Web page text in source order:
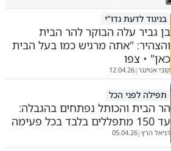
בניגוד לדעת גדו"י
בן גביר עלה הבוקר להר הבית
והצהיר: "אתה מרגיש כמו בעל הבית
כאן" • צפו
קובי אטינגר|
12.04.26
תפילה לפני הכל
הר הבית והכותל נפתחים בהגבלה:
עד 150 מתפללים בלבד בכל פעימה
דניאל הרץ|
05.04.26